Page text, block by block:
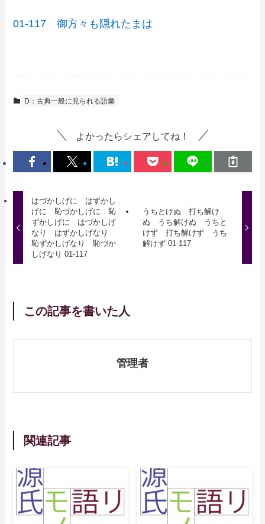
01-117 御方々も隠れたまは
D：古典一般に見られる語彙
よかったらシェアしてね！
はづかしげに はずかし
げに 恥づかしげに 恥
ずかしげに はづかしげ
なり はずかしげなり
恥ずかしげなり 恥づか
しげなり 01-117
うちとけぬ 打ち解け
ぬ うち解けぬ うちと
けず 打ち解けず うち
解けず 01-117
この記事を書いた人
管理者
関連記事